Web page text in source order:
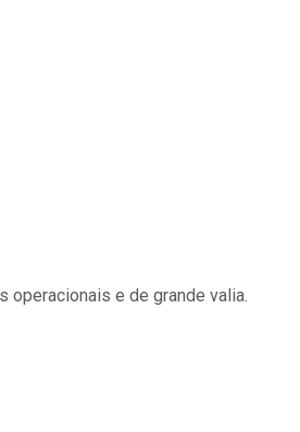
e de grande valia.